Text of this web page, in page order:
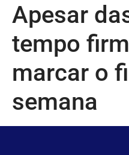
Apesar
tempo
marcar o
semana